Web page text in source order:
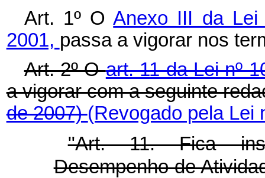
Art. 1º OAnexo III da Lei
2001, passa a vigorar nos
Art. 2º Oart. 11 da Lei nº
a vigorar com a seguinte
de 2007)(Revogado pela Lei
"Art. 11. Fica
Desempenho de